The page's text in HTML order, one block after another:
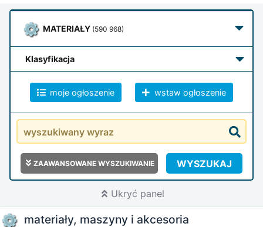
MATERIAŁY (590 968)
klasyfikacja
moje ogłoszenie wstaw ogłoszenie
ZAAWANSOWANE WYSZUKIWANIE WYSZUKAJ
Ukryć panel
materiały, maszyny i akcesoria